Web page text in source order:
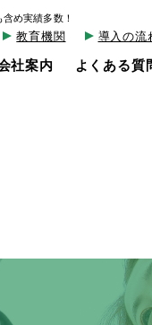
め実績多数！
社案内 よくある質
教育機関 導入の流